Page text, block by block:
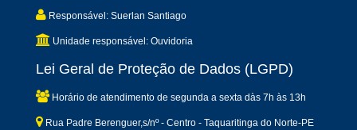
Responsável: Suerlan Santiago
Unidade responsável: Ouvidoria
Lei Geral de Proteção de Dados (LGPD)
Horário de atendimento de segunda a sexta dàs 7h às 13h
Rua Padre Berenguer,s/nº - Centro - Taquaritinga do Norte-PE